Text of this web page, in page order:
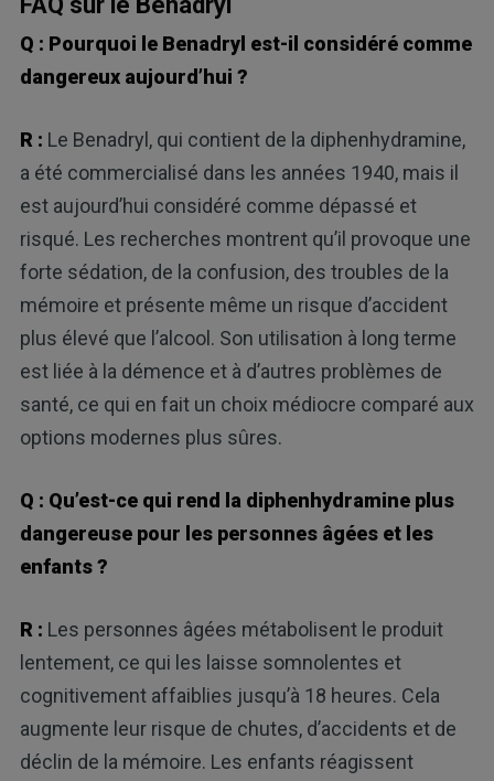
Q : Pourquoi le Benadryl est-il considéré comme
dangereux aujourd’hui ?
R : Le Benadryl, qui contient de la diphenhydramine,
a été commercialisé dans les années 1940, mais il
est aujourd’hui considéré comme dépassé et
risqué. Les recherches montrent qu’il provoque une
forte sédation, de la confusion, des troubles de la
mémoire et présente même un risque d’accident
plus élevé que l’alcool. Son utilisation à long terme
est liée à la démence et à d’autres problèmes de
santé, ce qui en fait un choix médiocre comparé aux
options modernes plus sûres.
Q : Qu’est-ce qui rend la diphenhydramine plus
dangereuse pour les personnes âgées et les
enfants ?
R : Les personnes âgées métabolisent le produit
lentement, ce qui les laisse somnolentes et
cognitivement affaiblies jusqu’à 18 heures. Cela
augmente leur risque de chutes, d’accidents et de
déclin de la mémoire. Les enfants réagissent